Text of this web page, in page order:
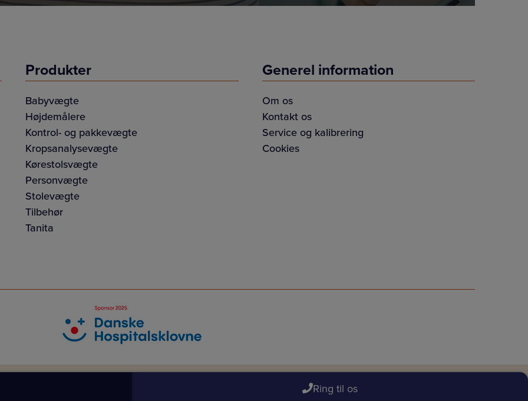
Produkter
Babyvægte
Højdemålere
Kontrol- og pakkevægte
Kropsanalysevægte
Kørestolsvægte
Personvægte
Stolevægte
Tilbehør
Tanita
Generel information
Om os
Kontakt os
Service og kalibrering
Cookies
Ring til os